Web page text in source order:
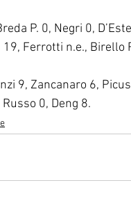
P. 0, Negri 0,
Ferrotti n.e., Birello
9, Zancanaro 6,
0, Deng 8.